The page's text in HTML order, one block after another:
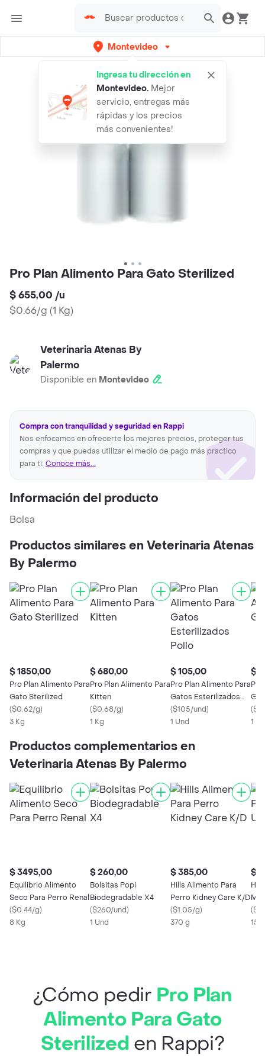
Montevideo
Ingresa tu dirección en
Montevideo. Mejor
servicio, entregas más
rápidas y los precios
más convenientes!
Pro Plan Alimento Para Gato Sterilized
$ 655,00 /u
$0.66/g (1 Kg)
Veterinaria Atenas By
Palermo
Disponible en Montevideo
Compra con tranquilidad y seguridad en Rappi
Nos enfocamos en ofrecerte los mejores precios, proteger tus
compras y que puedas utilizar el medio de pago más practico
para ti. Conoce más...
Información del producto
Bolsa
Productos similares en Veterinaria Atenas
By Palermo
$ 1850,00
Pro Plan Alimento Para
Gato Sterilized
($0.62/g)
3 Kg
$ 680,00
Pro Plan Alimento Para
Kitten
($0.68/g)
1 Kg
$ 105,00
Pro Plan Alimento Para
Gatos Esterilizados
Pollo
($105/und)
1 Und
$
Pro
(
1 Kg
Productos complementarios en
Veterinaria Atenas By Palermo
$ 3495,00
Equilibrio Alimento
Seco Para Perro Renal
($0.44/g)
8 Kg
$ 260,00
Bolsitas Popi
Biodegradable X4
($260/und)
1 Und
$ 385,00
Hills Alimento Para
Perro Kidney Care K/D
($1.05/g)
370 g
$
(
156
¿Cómo pedir Pro Plan
Alimento Para Gato
Sterilized en Rappi?